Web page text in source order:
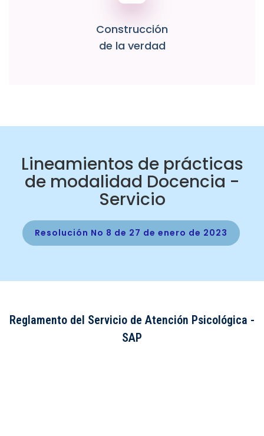
Construcción
de la verdad
Lineamientos de prácticas
de modalidad Docencia -
Servicio
Resolución No 8 de 27 de enero de 2023
Reglamento del Servicio de Atención Psicológica -
SAP